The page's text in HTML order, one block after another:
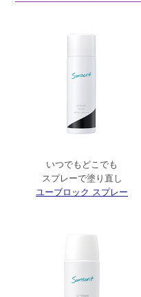
いつでもどこでも
スプレーで塗り直し
ユーブロック スプレー